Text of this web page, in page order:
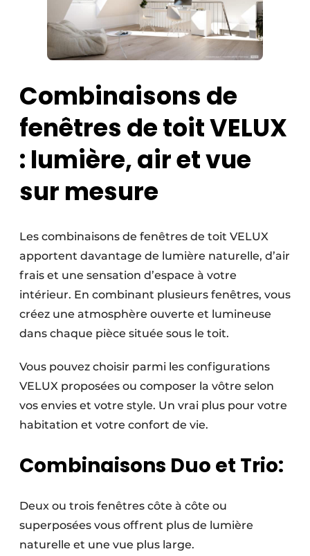
Combinaisons de
fenêtres de toit VELUX
: lumière, air et vue
sur mesure
Les combinaisons de fenêtres de toit VELUX
apportent davantage de lumière naturelle, d’air
frais et une sensation d’espace à votre
intérieur. En combinant plusieurs fenêtres, vous
créez une atmosphère ouverte et lumineuse
dans chaque pièce située sous le toit.
Vous pouvez choisir parmi les configurations
VELUX proposées ou composer la vôtre selon
vos envies et votre style. Un vrai plus pour votre
habitation et votre confort de vie.
Combinaisons Duo et Trio:
Deux ou trois fenêtres côte à côte ou
superposées vous offrent plus de lumière
naturelle et une vue plus large.